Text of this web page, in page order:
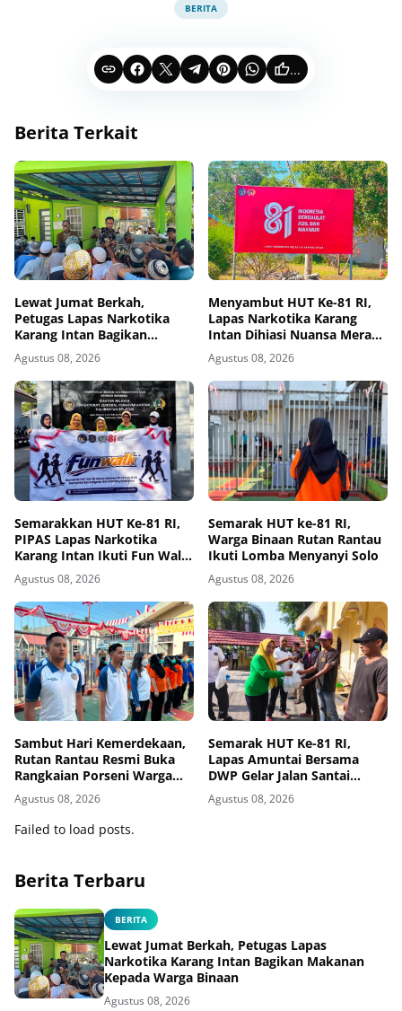
BERITA
...
Berita Terkait
Lewat Jumat Berkah,
Petugas Lapas Narkotika
Karang Intan Bagikan
Makanan Kepada Warga
Binaan
Agustus 08, 2026
Menyambut HUT Ke-81 RI,
Lapas Narkotika Karang
Intan Dihiasi Nuansa Merah
Putih
Agustus 08, 2026
Semarakkan HUT Ke-81 RI,
PIPAS Lapas Narkotika
Karang Intan Ikuti Fun Walk
Kemenimipas Kalsel
Agustus 08, 2026
Semarak HUT ke-81 RI,
Warga Binaan Rutan Rantau
Ikuti Lomba Menyanyi Solo
Agustus 08, 2026
Sambut Hari Kemerdekaan,
Rutan Rantau Resmi Buka
Rangkaian Porseni Warga
Binaan
Agustus 08, 2026
Semarak HUT Ke-81 RI,
Lapas Amuntai Bersama
DWP Gelar Jalan Santai
Hingga Baksos
Agustus 08, 2026
Failed to load posts.
Berita Terbaru
BERITA
Lewat Jumat Berkah, Petugas Lapas
Narkotika Karang Intan Bagikan Makanan
Kepada Warga Binaan
Agustus 08, 2026